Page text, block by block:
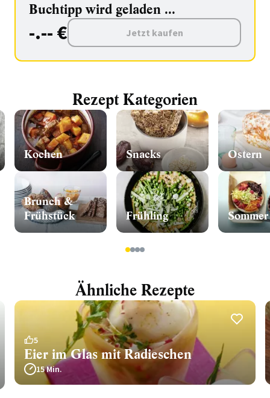
Buchtipp wird geladen ...
-.-- € Jetzt kaufen
Rezept Kategorien
Kochen
Brunch &
Frühstück
Snacks
Frühling
Ostern
Sommer
1234
Ähnliche Rezepte
5
Eier im Glas mit Radieschen
15 Min.